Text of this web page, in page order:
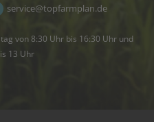
service@topfarmplan.de
von 8:30 Uhr bis 16:30 Uhr und
13 Uhr